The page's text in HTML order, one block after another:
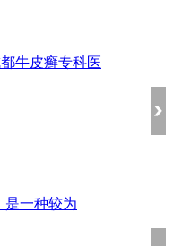
牛皮癣专科医
是一种较为